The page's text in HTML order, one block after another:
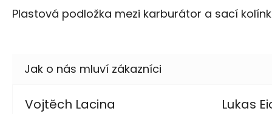
Plastová podložka mezi karburátor a sací
Vojtěch Lacina Lukas